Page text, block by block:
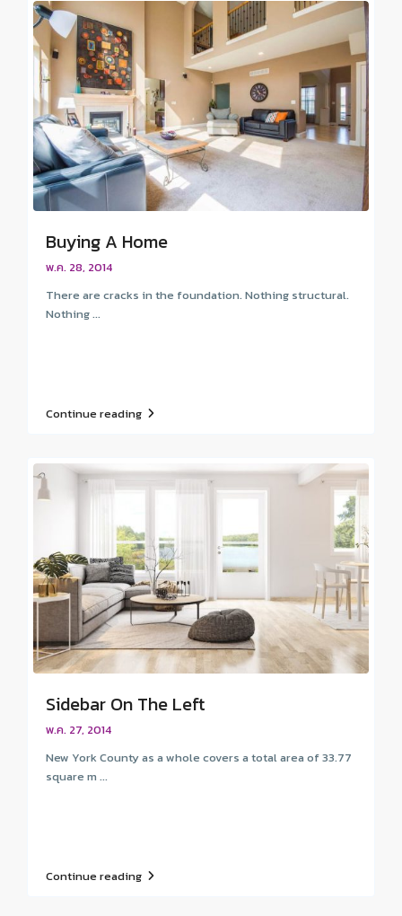
Buying A Home
พ.ค. 28, 2014
There are cracks in the foundation. Nothing structural.
Nothing ...
Continue reading
Sidebar On The Left
พ.ค. 27, 2014
New York County as a whole covers a total area of 33.77
square m ...
Continue reading